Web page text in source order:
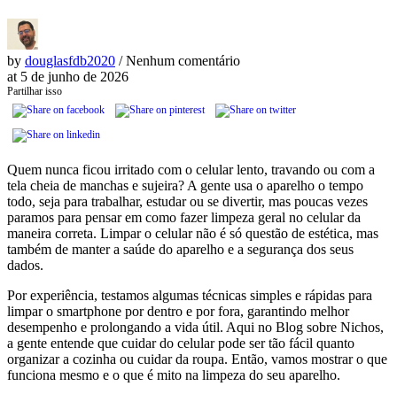
by douglasfdb2020 / Nenhum comentário
at 5 de junho de 2026
Partilhar isso
Quem nunca ficou irritado com o celular lento, travando ou com a
tela cheia de manchas e sujeira? A gente usa o aparelho o tempo
todo, seja para trabalhar, estudar ou se divertir, mas poucas vezes
paramos para pensar em como fazer limpeza geral no celular da
maneira correta. Limpar o celular não é só questão de estética, mas
também de manter a saúde do aparelho e a segurança dos seus
dados.
Por experiência, testamos algumas técnicas simples e rápidas para
limpar o smartphone por dentro e por fora, garantindo melhor
desempenho e prolongando a vida útil. Aqui no Blog sobre Nichos,
a gente entende que cuidar do celular pode ser tão fácil quanto
organizar a cozinha ou cuidar da roupa. Então, vamos mostrar o que
funciona mesmo e o que é mito na limpeza do seu aparelho.